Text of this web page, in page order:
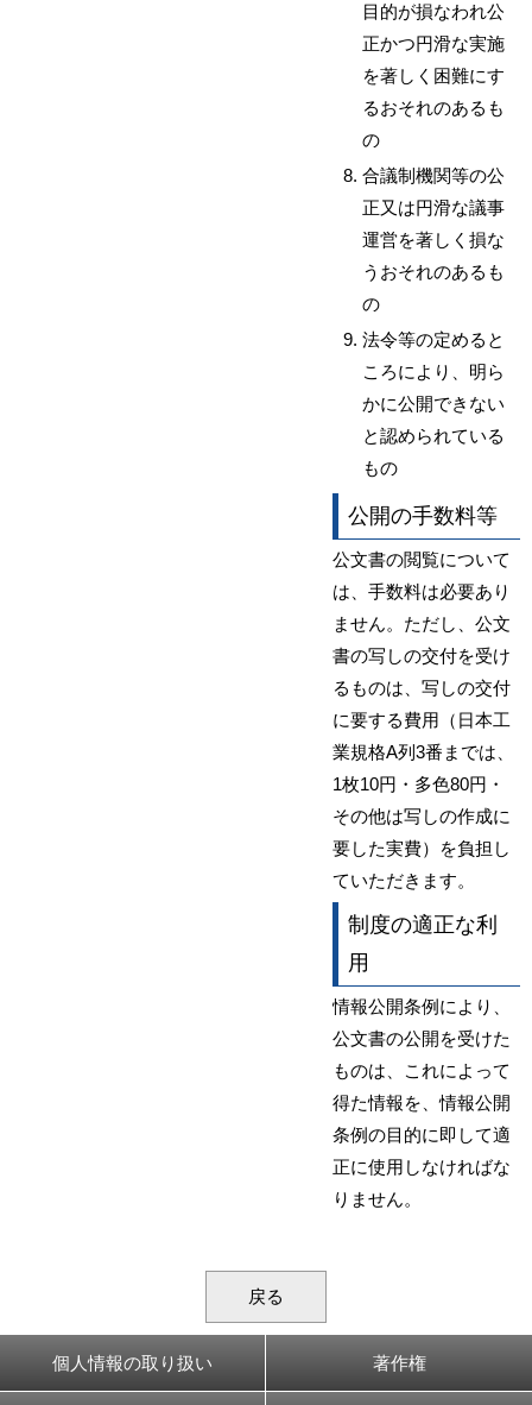
目的が損なわれ公
正かつ円滑な実施
を著しく困難にす
るおそれのあるも
の
合議制機関等の公
正又は円滑な議事
運営を著しく損な
うおそれのあるも
の
法令等の定めると
ころにより、明ら
かに公開できない
と認められている
もの
公開の手数料等
公文書の閲覧について
は、手数料は必要あり
ません。ただし、公文
書の写しの交付を受け
るものは、写しの交付
に要する費用（日本工
業規格A列3番までは、
1枚10円・多色80円・
その他は写しの作成に
要した実費）を負担し
ていただきます。
制度の適正な利
用
情報公開条例により、
公文書の公開を受けた
ものは、これによって
得た情報を、情報公開
条例の目的に即して適
正に使用しなければな
りません。
戻る
個人情報の取り扱い 著作権